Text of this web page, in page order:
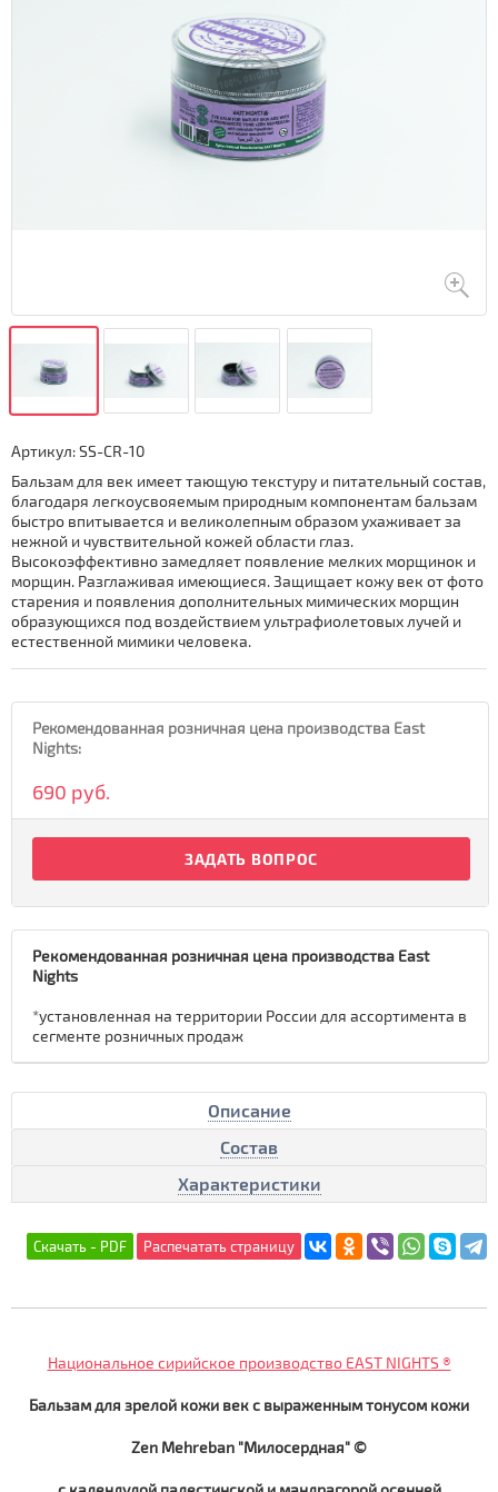
Артикул:SS-CR-10
Бальзам для век имеет тающую текстуру и питательный состав,
благодаря легкоусвояемым природным компонентам бальзам
быстро впитывается и великолепным образом ухаживает за
нежной и чувствительной кожей области глаз.
Высокоэффективно замедляет появление мелких морщинок и
морщин. Разглаживая имеющиеся. Защищает кожу век от фото
старения и появления дополнительных мимических морщин
образующихся под воздействием ультрафиолетовых лучей и
естественной мимики человека.
Рекомендованная розничная цена производства East
Nights:
690 руб.
ЗАДАТЬ ВОПРОС
Рекомендованная розничная цена производства East
Nights
*установленная на территории России для ассортимента в
сегменте розничных продаж
Описание
Состав
Характеристики
Национальное сирийское производство EAST NIGHTS ®
Бальзам для зрелой кожи век с выраженным тонусом кожи
Zen Mehreban "Милосердная" ©